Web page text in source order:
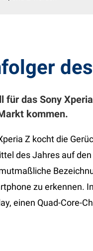
das Sony
kommen.
Z kocht die
des Jahres auf
zu erkennen.
einen Quad-Core-